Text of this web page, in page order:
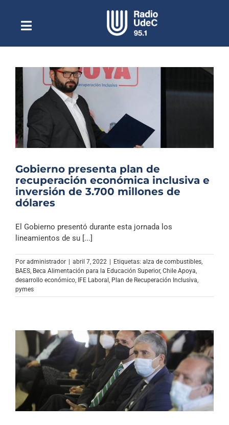
contenidoToggle
NavigationEscuchar Radio UdeC en vivo
Quiénes Somos
Programación
Podcast
Noticias
Columnas
Música Clásica
Archivo Sonoro
Gobierno presenta plan de
recuperación económica inclusiva e
inversión de 3.700 millones de
dólares
El Gobierno presentó durante esta jornada los
lineamientos de su [...]
Por administrador | abril 7, 2022 | Etiquetas: alza de combustibles
BAES Beca Alimentación para la Educación Superior, Chile Apoya
desarrollo económico IFE Laboral Plan de Recuperación Inclusiva
pymes